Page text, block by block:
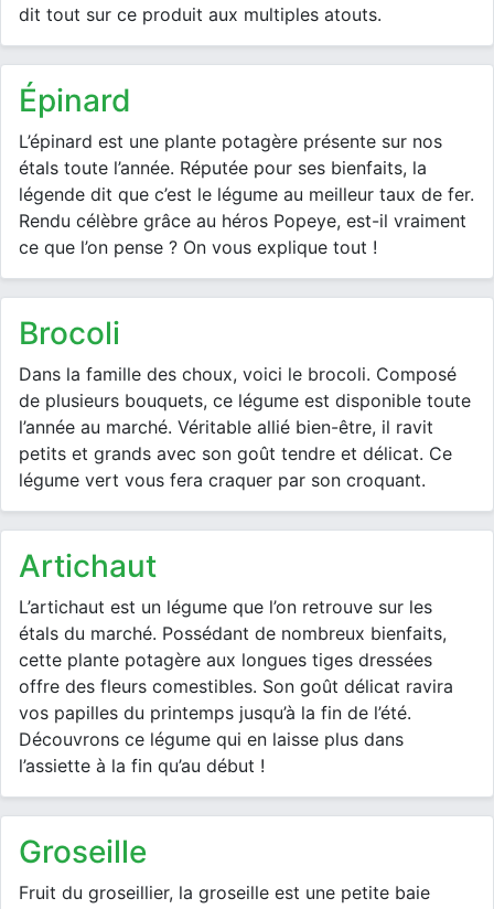
dit tout sur ce produit aux multiples atouts.
épinard
L’épinard est une plante potagère présente sur nos
étals toute l’année. Réputée pour ses bienfaits, la
légende dit que c’est le légume au meilleur taux de fer.
Rendu célèbre grâce au héros Popeye, est-il vraiment
ce que l’on pense ? On vous explique tout !
brocoli
Dans la famille des choux, voici le brocoli. Composé
de plusieurs bouquets, ce légume est disponible toute
l’année au marché. Véritable allié bien-être, il ravit
petits et grands avec son goût tendre et délicat. Ce
légume vert vous fera craquer par son croquant.
artichaut
L’artichaut est un légume que l’on retrouve sur les
étals du marché. Possédant de nombreux bienfaits,
cette plante potagère aux longues tiges dressées
offre des fleurs comestibles. Son goût délicat ravira
vos papilles du printemps jusqu’à la fin de l’été.
Découvrons ce légume qui en laisse plus dans
l’assiette à la fin qu’au début !
groseille
Fruit du groseillier, la groseille est une petite baie